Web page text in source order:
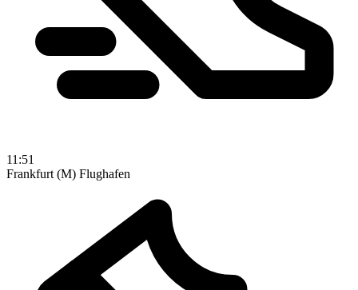
11:51
Frankfurt (M) Flughafen